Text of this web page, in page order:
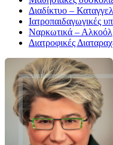
Διαδίκτυο –
Ιατροπαιδαγωγικές
Ναρκωτικά – Αλκοόλ
Διατροφικές